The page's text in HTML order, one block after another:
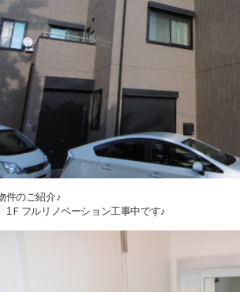
件のご紹介♪
1Ｆフルリノベーション工事中です♪